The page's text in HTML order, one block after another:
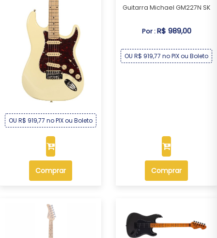
Guitarra Michael GM227N CR
Por :
OU R$ 919,77 no PIX ou Boleto
Comprar
Guitarra Michael GM227N SK
Por :R$ 989,00
OU R$ 919,77 no PIX ou Boleto
Comprar